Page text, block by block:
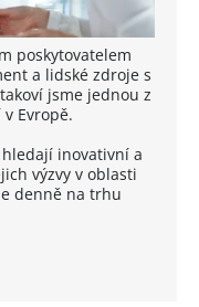
poskytovatelem
a lidské zdroje s
jsme jednou z
Evropě.
inovativní a
výzvy v oblasti
denně na trhu